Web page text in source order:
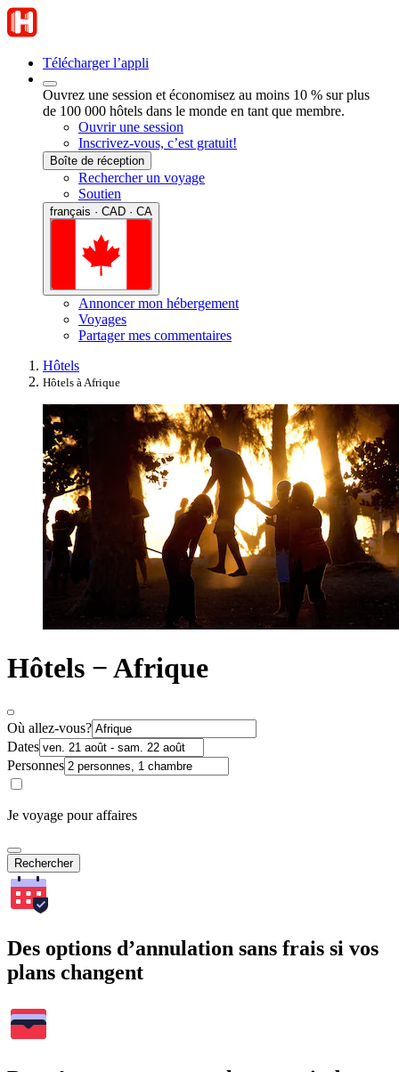
Télécharger l’appli
Ouvrez une session et économisez au moins 10 % sur plus
de 100 000 hôtels dans le monde en tant que membre.
Ouvrir une session
Inscrivez-vous, c’est gratuit!
Boîte de réception
Rechercher un voyage
Soutien
français · CAD · CA
Annoncer mon hébergement
Voyages
Partager mes commentaires
Hôtels
Hôtels à Afrique
Hôtels − Afrique
Où allez-vous?
Dates
Personnes
Je voyage pour affaires
Rechercher
Des options d’annulation sans frais si vos
plans changent